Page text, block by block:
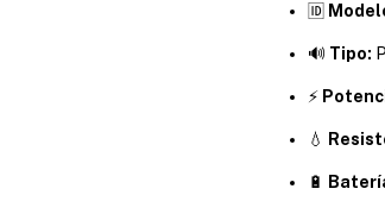
🆔
🔊 Tipo:
⚡
💧
🔋